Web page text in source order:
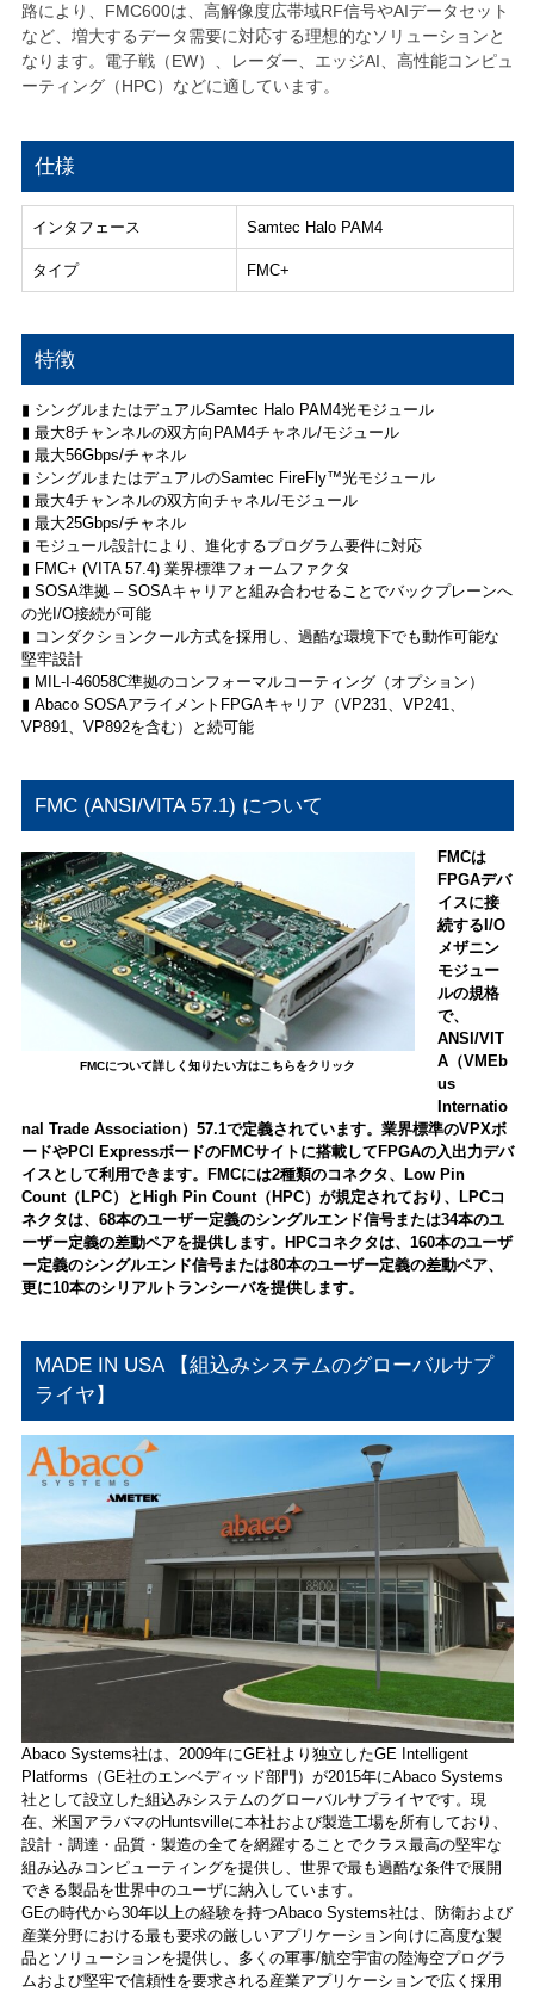
路により、FMC600は、高解像度広帯域RF信号やAIデータセット
など、増大するデータ需要に対応する理想的なソリューションと
なります。電子戦（EW）、レーダー、エッジAI、高性能コンピュ
ーティング（HPC）などに適しています。
仕様
インタフェース Samtec Halo PAM4
タイプ FMC+
特徴
▮ シングルまたはデュアルSamtec Halo PAM4光モジュール
▮ 最大8チャンネルの双方向PAM4チャネル/モジュール
▮ 最大56Gbps/チャネル
▮ シングルまたはデュアルのSamtec FireFly™光モジュール
▮ 最大4チャンネルの双方向チャネル/モジュール
▮ 最大25Gbps/チャネル
▮ モジュール設計により、進化するプログラム要件に対応
▮ FMC+ (VITA 57.4) 業界標準フォームファクタ
▮ SOSA準拠 – SOSAキャリアと組み合わせることでバックプレーンへ
の光I/O接続が可能
▮ コンダクションクール方式を採用し、過酷な環境下でも動作可能な
堅牢設計
▮ MIL-I-46058C準拠のコンフォーマルコーティング（オプション）
▮ Abaco SOSAアライメントFPGAキャリア（VP231、VP241、
VP891、VP892を含む）と続可能
FMC (ANSI/VITA 57.1) について
FMCについて詳しく知りたい方はこちらをクリック
FMCは
FPGAデバ
イスに接
続するI/O
メザニン
モジュー
ルの規格
で、
ANSI/VIT
A（VMEb
us
Internatio
nal Trade Association）57.1で定義されています。業界標準のVPXボ
ードやPCI ExpressボードのFMCサイトに搭載してFPGAの入出力デバ
イスとして利用できます。FMCには2種類のコネクタ、Low Pin
Count（LPC）とHigh Pin Count（HPC）が規定されており、LPCコ
ネクタは、68本のユーザー定義のシングルエンド信号または34本のユ
ーザー定義の差動ペアを提供します。HPCコネクタは、160本のユーザ
ー定義のシングルエンド信号または80本のユーザー定義の差動ペア、
更に10本のシリアルトランシーバを提供します。
MADE IN USA 【組込みシステムのグローバルサプ
ライヤ】
Abaco Systems社は、2009年にGE社より独立したGE Intelligent
Platforms（GE社のエンベディッド部門）が2015年にAbaco Systems
社として設立した組込みシステムのグローバルサプライヤです。現
在、米国アラバマのHuntsvilleに本社および製造工場を所有しており、
設計・調達・品質・製造の全てを網羅することでクラス最高の堅牢な
組み込みコンピューティングを提供し、世界で最も過酷な条件で展開
できる製品を世界中のユーザに納入しています。
GEの時代から30年以上の経験を持つAbaco Systems社は、防衛および
産業分野における最も要求の厳しいアプリケーション向けに高度な製
品とソリューションを提供し、多くの軍事/航空宇宙の陸海空プログラ
ムおよび堅牢で信頼性を要求される産業アプリケーションで広く採用